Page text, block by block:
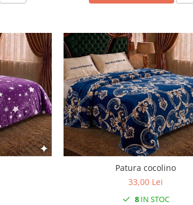
Patura cocolino
33,00 Lei
8IN STOC